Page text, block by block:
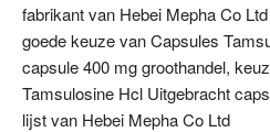
fabrikant van Hebei Mepha Co
goede keuze van Capsules
capsule 400 mg groothandel,
Tamsulosine Hcl Uitgebracht
lijst van Hebei Mepha Co Ltd